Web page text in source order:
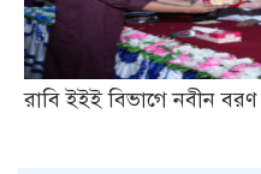
রাবি ইইই বিভাগে নবীন